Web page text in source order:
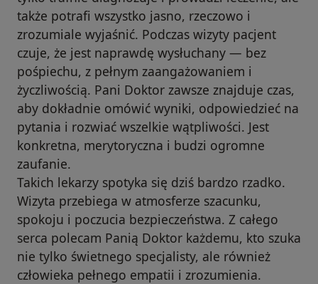
także potrafi wszystko jasno, rzeczowo i
zrozumiale wyjaśnić. Podczas wizyty pacjent
czuje, że jest naprawdę wysłuchany — bez
pośpiechu, z pełnym zaangażowaniem i
życzliwością. Pani Doktor zawsze znajduje czas,
aby dokładnie omówić wyniki, odpowiedzieć na
pytania i rozwiać wszelkie wątpliwości. Jest
konkretna, merytoryczna i budzi ogromne
zaufanie.
Takich lekarzy spotyka się dziś bardzo rzadko.
Wizyta przebiega w atmosferze szacunku,
spokoju i poczucia bezpieczeństwa. Z całego
serca polecam Panią Doktor każdemu, kto szuka
nie tylko świetnego specjalisty, ale również
człowieka pełnego empatii i zrozumienia.